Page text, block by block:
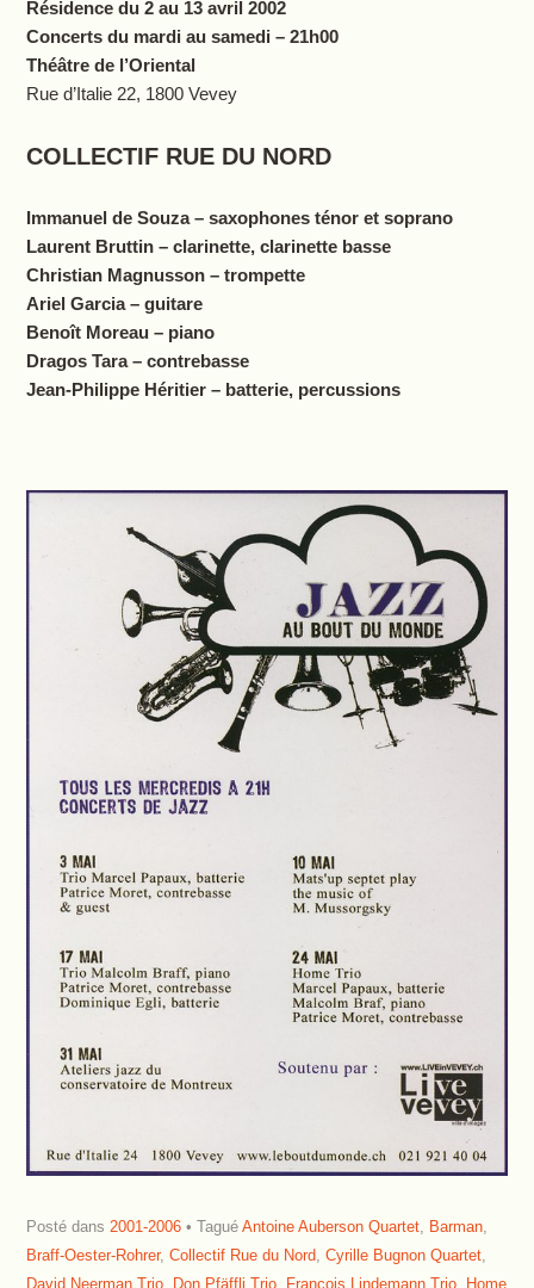
Résidence du 2 au 13 avril 2002
Concerts du mardi au samedi – 21h00
Théâtre de l’Oriental
Rue d’Italie 22, 1800 Vevey
COLLECTIF RUE DU NORD
Immanuel de Souza – saxophones ténor et soprano
Laurent Bruttin – clarinette, clarinette basse
Christian Magnusson – trompette
Ariel Garcia – guitare
Benoît Moreau – piano
Dragos Tara – contrebasse
Jean-Philippe Héritier – batterie, percussions
Posté dans 2001-2006 Tagué Antoine Auberson Quartet, Barman,
Braff-Oester-Rohrer, Collectif Rue du Nord Cyrille Bugnon Quartet,
David Neerman Trio, Don Pfäffli Trio, François Lindemann Trio, Home